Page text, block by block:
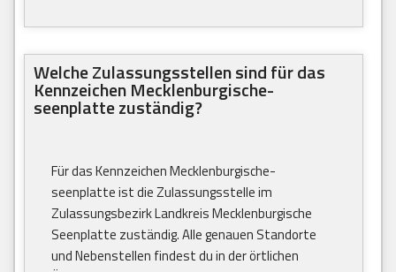
Welche Zulassungsstellen sind für das
Kennzeichen Mecklenburgische-
seenplatte zuständig?
Für das Kennzeichen Mecklenburgische-
seenplatte ist die Zulassungsstelle im
Zulassungsbezirk Landkreis Mecklenburgische
Seenplatte zuständig. Alle genauen Standorte
und Nebenstellen findest du in der örtlichen